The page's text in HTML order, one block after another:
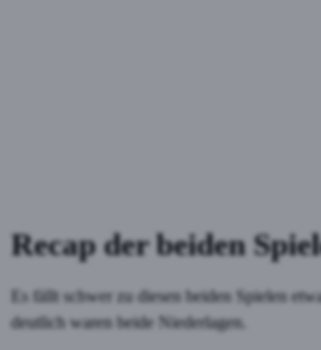
Recap der beiden
Es fällt schwer zu diesen beiden Spielen
deutlich waren beide Niederlagen.